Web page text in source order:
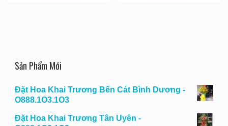
Sản Phẩm Mới
Đặt Hoa Khai Trương Bến Cát Bình Dương -
O888.1O3.1O3
Đặt Hoa Khai Trương Tân Uyên -